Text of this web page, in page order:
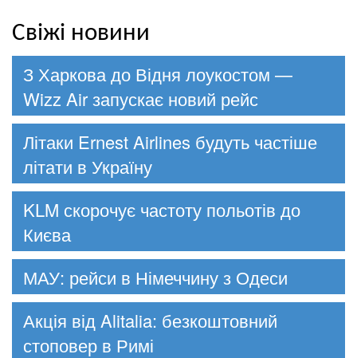
Свіжі новини
З Харкова до Відня лоукостом —
Wizz Air запускає новий рейс
Літаки Ernest Airlines будуть частіше
літати в Україну
KLM скорочує частоту польотів до
Києва
МАУ: рейси в Німеччину з Одеси
Акція від Alitalia: безкоштовний
стоповер в Римі